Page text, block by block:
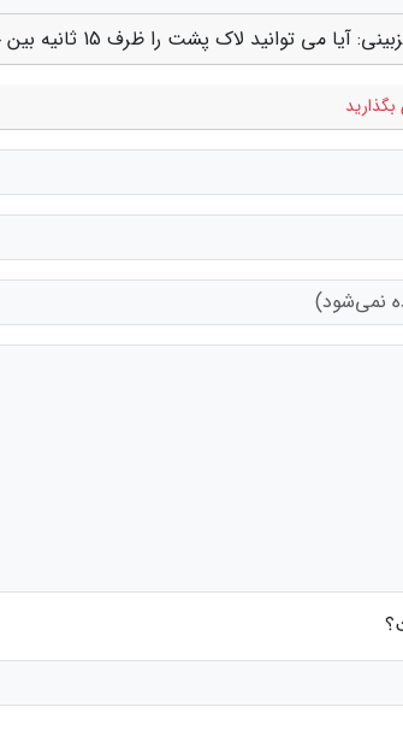
پشت را ظرف 15 ثانیه بین حیوانات دیگر پیدا کنید؟"